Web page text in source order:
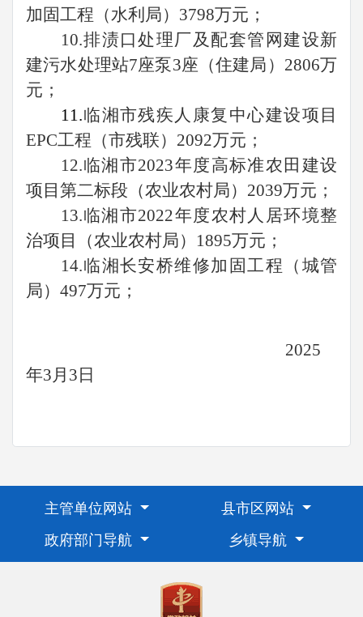
加固工程（水利局）3798万元；
10.排渍口处理厂及配套管网建设新
建污水处理站7座泵3座（住建局）2806万
元；
11.临湘市残疾人康复中心建设项目
EPC工程（市残联）2092万元；
12.临湘市2023年度高标准农田建设
项目第二标段（农业农村局）2039万元；
13.临湘市2022年度农村人居环境整
治项目（农业农村局）1895万元；
14.临湘长安桥维修加固工程（城管
局）497万元；
2025
年3月3日
主管单位网站
县市区网站
政府部门导航
乡镇导航